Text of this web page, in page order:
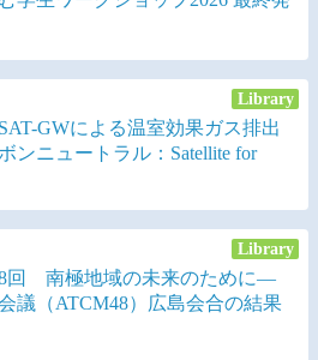
学生ワークショップ2026 最終発
Library
GWによる温室効果ガス排出
ンニュートラル：Satellite for
Library
回 南極地域の未来のために―